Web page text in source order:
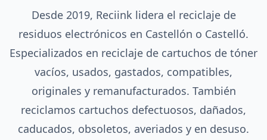
Desde 2019, Reciink lidera el reciclaje de
residuos electrónicos en Castellón o Castelló.
Especializados en reciclaje de cartuchos de tóner
vacíos, usados, gastados, compatibles,
originales y remanufacturados. También
reciclamos cartuchos defectuosos, dañados,
caducados, obsoletos, averiados y en desuso.